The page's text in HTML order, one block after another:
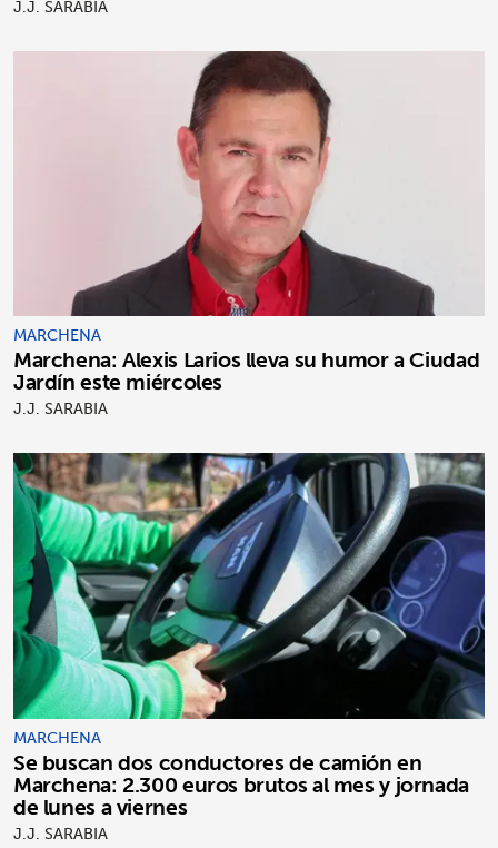
J.J. SARABIA
MARCHENA
Marchena: Alexis Larios lleva su humor a Ciudad
Jardín este miércoles
J.J. SARABIA
MARCHENA
Se buscan dos conductores de camión en
Marchena: 2.300 euros brutos al mes y jornada
de lunes a viernes
J.J. SARABIA